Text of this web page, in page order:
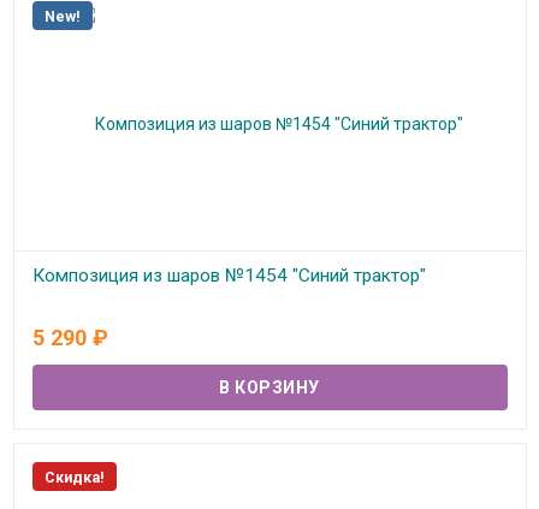
New!
Композиция из шаров №1454 "Синий трактор"
5 290 ₽
Скидка!